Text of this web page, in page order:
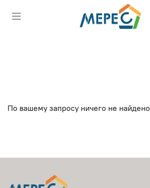
По вашему запросу ничего не найдено